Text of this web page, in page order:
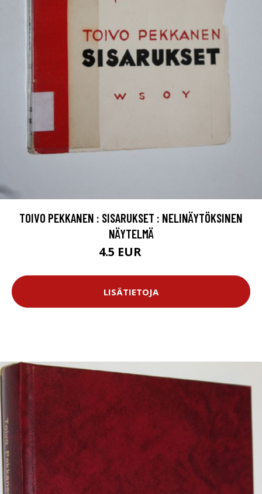
TOIVO PEKKANEN : SISARUKSET : NELINÄYTÖKSINEN
NÄYTELMÄ
4.5 EUR
LISÄTIETOJA